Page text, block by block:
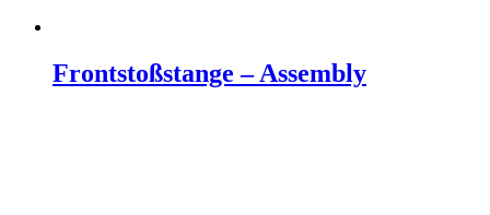
Frontstoßstange – Assembly